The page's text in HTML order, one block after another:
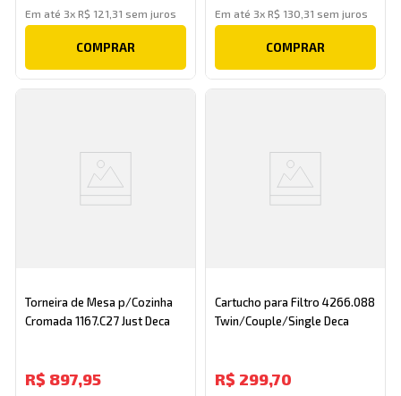
Em até 3xR$ 121 31 sem juros
COMPRAR
Em até 3x R$ 130 31 sem juros
COMPRAR
Torneira de Mesa p/Cozinha
Cromada 1167.C27 Just Deca
R$ 897,95
Cartucho para Filtro 4266.088
Twin/Couple/Single Deca
R$ 299,70